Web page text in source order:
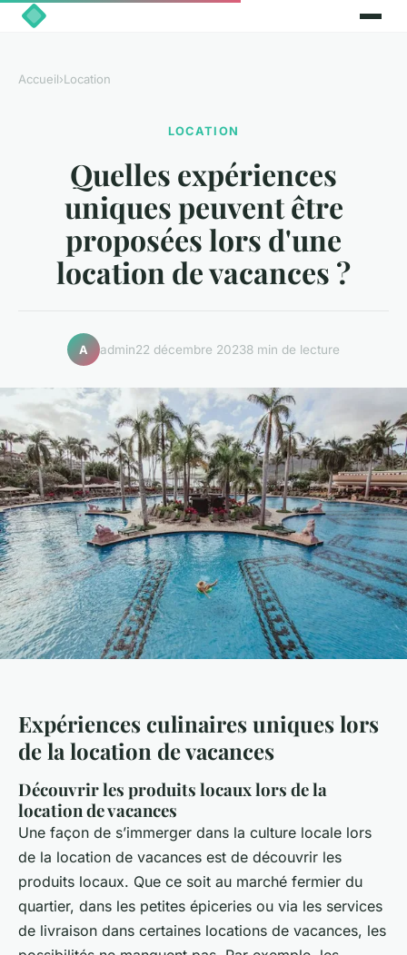
Accueil›Location
LOCATION
Quelles expériences
uniques peuvent être
proposées lors d'une
location de vacances ?
A admin22 décembre 20238 min de lecture
Expériences culinaires uniques lors
de la location de vacances
Découvrir les produits locaux lors de la
location de vacances
Une façon de s’immerger dans la culture locale lors
de la location de vacances est de découvrir les
produits locaux. Que ce soit au marché fermier du
quartier, dans les petites épiceries ou via les services
de livraison dans certaines locations de vacances, les